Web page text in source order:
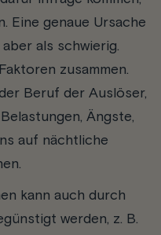
Eine genaue Ursache
als schwierig.
zusammen.
Beruf der Auslöser,
Ängste,
auf nächtliche
kann auch durch
werden, z. B.